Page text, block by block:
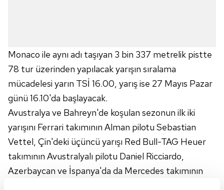
Monaco ile aynı adı taşıyan 3 bin 337 metrelik pistte
78 tur üzerinden yapılacak yarışın sıralama
mücadelesi yarın TSİ 16.00, yarış ise 27 Mayıs Pazar
günü 16.10'da başlayacak.
Avustralya ve Bahreyn'de koşulan sezonun ilk iki
yarışını Ferrari takımının Alman pilotu Sebastian
Vettel, Çin'deki üçüncü yarışı Red Bull-TAG Heuer
takımının Avustralyalı pilotu Daniel Ricciardo,
Azerbaycan ve İspanya'da da Mercedes takımının